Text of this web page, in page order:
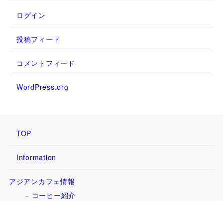
ログイン
投稿フィード
コメントフィード
WordPress.org
TOP
Information
アジアンカフェ情報
コーヒー紹介